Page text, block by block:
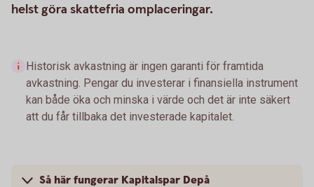
helst göra skattefria omplaceringar.
Historisk avkastning är ingen garanti för framtida
avkastning. Pengar du investerar i finansiella instrument
kan både öka och minska i värde och det är inte säkert
att du får tillbaka det investerade kapitalet.
Så här fungerar Kapitalspar Depå